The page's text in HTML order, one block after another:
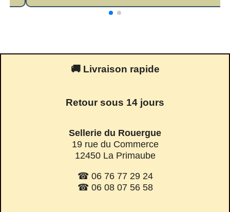
🚚 Livraison rapide
Retour sous 14 jours
Sellerie du Rouergue
19 rue du Commerce
12450 La Primaube
☎ 06 76 77 29 24
☎ 06 08 07 56 58